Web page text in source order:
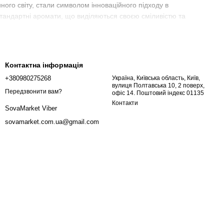
світу, стали символом інноваційного підходу в
аромати, що виділяються своєю сміливістю та
парфуми, які викликають емоції та занурюють у світ
натхненні життям тварин і їх середовищем
фруктів. Це інтригуючий і незвичайний аромат, який
ода бджолам і їх важливій ролі у природі.
пейзажі та старовинні східні базари.
Контактна інформація
+380980275268
Передзвонити вам?
SovaMarket Viber
sovamarket.com.ua@gmail.com
Україна, Київська область, Київ,
вулиця Полтавська 10, 2 поверх,
офіс 14. Поштовий індекс 01135
Контакти